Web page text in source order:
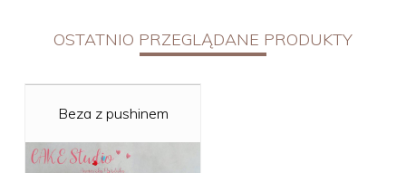
OSTATNIO PRZEGLĄDANE PRODUKTY
Beza z pushinem